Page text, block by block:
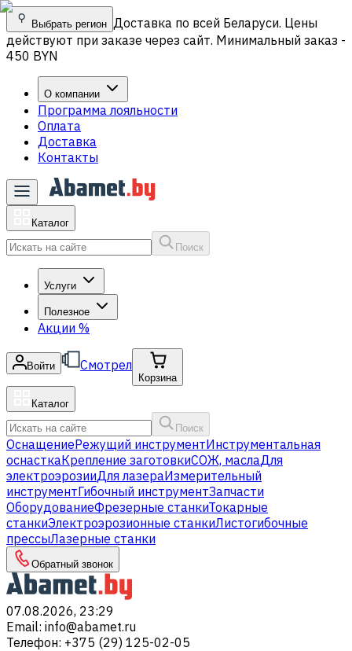
Выбрать регион Доставка по всей Беларуси. Цены
действуют при заказе через сайт. Минимальный заказ -
450 BYN
О компании
Программа лояльности
Оплата
Доставка
Контакты
Каталог
Поиск
Услуги
Полезное
Акции %
Войти Смотрел
Корзина
Каталог
Поиск
ОснащениеРежущий инструментИнструментальная
оснасткаКрепление заготовкиСОЖ, маслаДля
электроэрозииДля лазераИзмерительный
инструментГибочный инструментЗапчасти
ОборудованиеФрезерные станкиТокарные
станкиЭлектроэрозионные станкиЛистогибочные
прессыЛазерные станки
Обратный звонок
07.08.2026, 23:29
Email: info@abamet.ru
Телефон: +375 (29) 125-02-05